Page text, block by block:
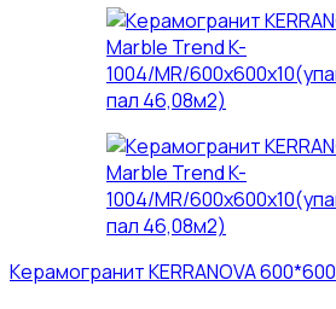
Керамогранит KERRANOVA 600*600